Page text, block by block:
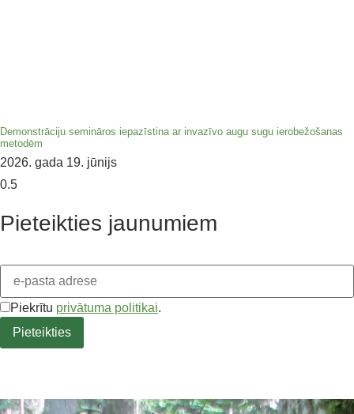
Demonstrāciju semināros iepazīstina ar invazīvo augu sugu ierobežošanas
metodēm
2026. gada 19. jūnijs
Pieteikties jaunumiem
Piekrītu privātuma politikai.